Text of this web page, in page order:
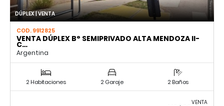
DÚPLEX | VENTA
COD. 9912825
VENTA DÚPLEX B° SEMIPRIVADO ALTA MENDOZA II-
C…
Argentina
2 Habitaciones 2 Garaje 2 Baños
VENTA